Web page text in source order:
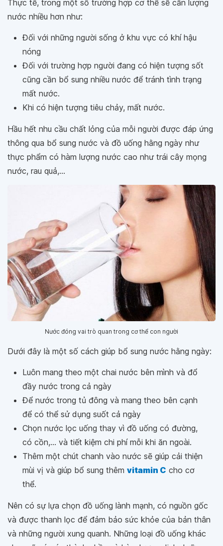
Thực tế, trong một số trường hợp cơ thể sẽ cần lượng
nước nhiều hơn như:
Đối với những người sống ở khu vực có khí hậu
nóng
Đối với trường hợp người đang có hiện tượng sốt
cũng cần bổ sung nhiều nước để tránh tình trạng
mất nước.
Khi có hiện tượng tiêu chảy, mất nước.
Hầu hết nhu cầu chất lỏng của mỗi người được đáp ứng
thông qua bổ sung nước và đồ uống hằng ngày như
thực phẩm có hàm lượng nước cao như trái cây mọng
nước, rau quả,...
Nước đóng vai trò quan trong cơ thể con người
Dưới đây là một số cách giúp bổ sung nước hằng ngày:
Luôn mang theo một chai nước bên mình và đổ
đầy nước trong cả ngày
Để nước trong tủ đông và mang theo bên cạnh
để có thể sử dụng suốt cả ngày
Chọn nước lọc uống thay vì đồ uống có đường,
có cồn,... và tiết kiệm chi phí mỗi khi ăn ngoài.
Thêm một chút chanh vào nước sẽ giúp cải thiện
mùi vị và giúp bổ sung thêm vitamin C cho cơ
thể.
Nên có sự lựa chọn đồ uống lành mạnh, có nguồn gốc
và được thanh lọc để đảm bảo sức khỏe của bản thân
và những người xung quanh. Những loại đồ uống khác